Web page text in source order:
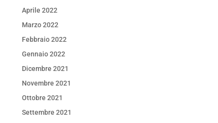
Aprile 2022
Marzo 2022
Febbraio 2022
Gennaio 2022
Dicembre 2021
Novembre 2021
Ottobre 2021
Settembre 2021